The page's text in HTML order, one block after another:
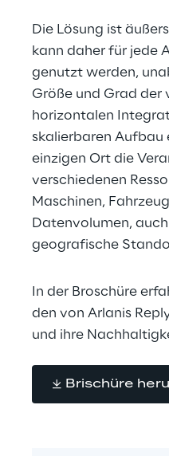
Die Lösung ist
kann daher für jede
genutzt werden,
Größe und Grad der
horizontalen
skalierbaren Aufbau
einzigen Ort die
verschiedenen
Maschinen,
Datenvolumen,
geografische
In der Broschüre
den von Arlanis
und ihre
Brischüre